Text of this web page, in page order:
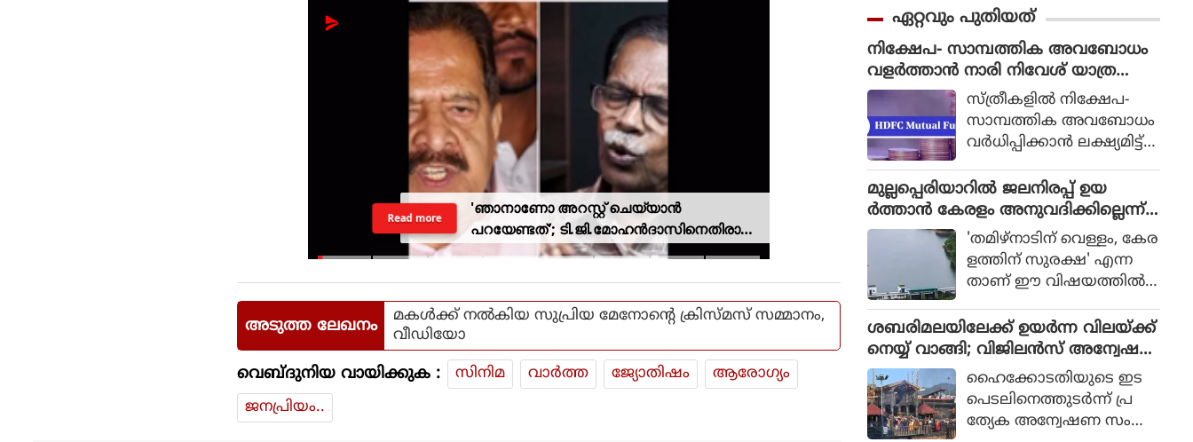
'ഞാനാണോ അറസ്റ്റ് ചെയ്യാൻ
പറയേണ്ടത്'; ടി.ജി.മോഹൻദാസിനെതിരായ
നടപടിയിൽ ആഭ്യന്തര മന്ത്രി
Read more
അടുത്ത ലേഖനം
മകള്‍ക്ക് നല്‍കിയ സുപ്രിയ മേനോന്റെ ക്രിസ്മസ് സമ്മാനം,
വീഡിയോ
വെബ്ദുനിയ വായിക്കുക : സിനിമ വാര്‍ത്ത ജ്യോതിഷം
ആരോഗ്യം
ജനപ്രിയം..
യായ തലത്തില്‍ ആ
വിഷ്‌കരിച്ചുകൊണ്ടാണ്
ഭാരതിരാജ വിപ്ലവം
തീര്‍ത്തത്.
ഏറ്റവും പുതിയത്
നിക്ഷേപ- സാമ്പത്തിക അവബോധം
വളർത്താൻ നാരി നിവേശ് യാത്ര
സംഘടിപ്പിച്ചു സ്ത്രീകളിൽ നിക്ഷേപ-
സാമ്പത്തിക അവബോധം
വർധിപ്പിക്കാൻ ലക്ഷ്യമിട്ട്
ഫണ്ട് നടത്തിയ നാരി
നിവേശ് യാത്രയുടെ
തൃശ്ശൂരിലെ പര്യടനം സ
മാപിച്ചു. ജൂൺ 26-ന്
ചെന്നൈയിൽ നിന്നും ആ
രംഭിച്ച ഈ രാജ്യവ്യാപക
നിക്ഷേപക വിദ്യാഭ്യാസ-അ
വബോധ പരിപാടിയുടെ
ഭാഗമായി തൃശ്ശൂർ റൗണ്ട്
മാർക്കറ്റ്, ശക്തൻ മാർക്ക
റ്റ്, പൂങ്കുന്നം മാർക്കറ്റ്, ഒ
ല്ലൂർ മാർക്കറ്റ്, അയ്യ
മുല്ലപ്പെരിയാറില്‍ ജലനിരപ്പ് ഉയ
ര്‍ത്താന്‍ കേരളം അനുവദിക്കില്ലെന്ന്
മന്ത്രി മോന്‍സ് ജോസഫ്'തമിഴ്നാടിന് വെള്ളം, കേര
ളത്തിന് സുരക്ഷ' എന്ന
താണ് ഈ വിഷയത്തില്‍
കൃത്യമായ നിലപാടെന്നും
പുതിയ ഡാം നിര്‍മിക്കുക
മാത്രമാണ് ശാശ്വത പ
രിഹാരമെന്നും മന്ത്രി പറ
ഞ്ഞു. മുല്ലപ്പെരിയാറിലെ
ജലനിരപ്പ് ഉയര്‍ത്തുമെന്ന
ശബരിമലയിലേക്ക് ഉയര്‍ന്ന വിലയ്ക്ക്
നെയ്യ് വാങ്ങി; വിജിലന്‍സ് അന്വേഷ
ണത്തിന് ഹൈക്കോടതി ഉത്തരവ്
ഹൈക്കോടതിയുടെ ഇട
പെടലിനെത്തുടര്‍ന്ന് പ്ര
ത്യേക അന്വേഷണ സംഘ